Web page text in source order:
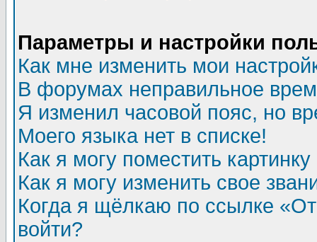
Параметры и настройки
Как мне изменить мои
В форумах неправильное
Я изменил часовой пояс, но
Моего языка нет в списке!
Как я могу поместить
Как я могу изменить свое
Когда я щёлкаю по ссылке
войти?